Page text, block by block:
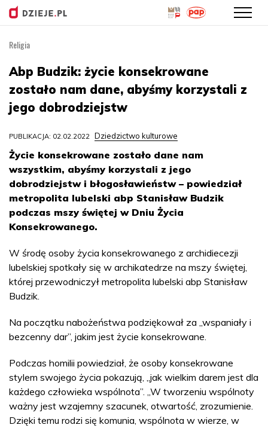
treści
Religia
Abp Budzik: życie konsekrowane
zostało nam dane, abyśmy korzystali z
jego dobrodziejstw
PUBLIKACJA: 02.02.2022 Dziedzictwo kulturowe
Życie konsekrowane zostało dane nam
wszystkim, abyśmy korzystali z jego
dobrodziejstw i błogosławieństw – powiedział
metropolita lubelski abp Stanisław Budzik
podczas mszy świętej w Dniu Życia
Konsekrowanego.
W środę osoby życia konsekrowanego z archidiecezji
lubelskiej spotkały się w archikatedrze na mszy świętej,
której przewodniczył metropolita lubelski abp Stanisław
Budzik.
Na początku nabożeństwa podziękował za „wspaniały i
bezcenny dar”, jakim jest życie konsekrowane.
Podczas homilii powiedział, że osoby konsekrowane
stylem swojego życia pokazują, „jak wielkim darem jest dla
każdego człowieka wspólnota”. „W tworzeniu wspólnoty
ważny jest wzajemny szacunek, otwartość, zrozumienie.
Dzięki temu rodzi się komunia, wspólnota w wierze, w